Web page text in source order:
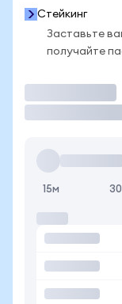
Стейкинг
Заставьте
получайте
15м